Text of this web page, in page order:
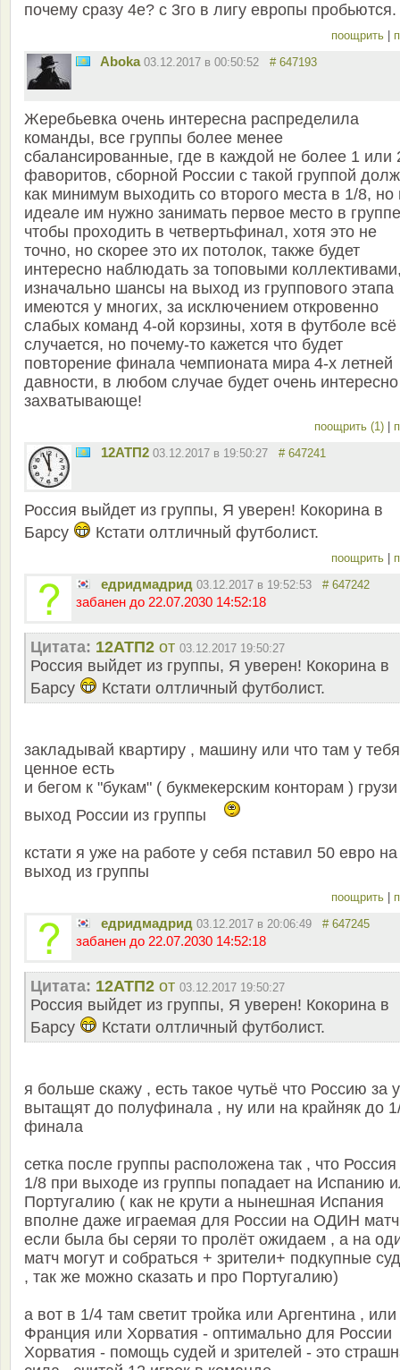
почему сразу 4е? с 3го в лигу европы пробьются.
поощрить
Aboka 03.12.2017 в 00:50:52 # 647193
Жеребьевка очень интересна распределила
команды, все группы более менее
сбалансированные, где в каждой не более 1 или
фаворитов, сборной России с такой группой
как минимум выходить со второго места в 1/8, но
идеале им нужно занимать первое место в
чтобы проходить в четвертьфинал, хотя это не
точно, но скорее это их потолок, также будет
интересно наблюдать за топовыми
изначально шансы на выход из группового этапа
имеются у многих, за исключением откровенно
слабых команд 4-ой корзины, хотя в футболе всё
случается, но почему-то кажется что будет
повторение финала чемпионата мира 4-х летней
давности, в любом случае будет очень
захватывающе!
поощрить (1)
12АТП2 03.12.2017 в 19:50:27 # 647241
Россия выйдет из группы, Я уверен! Кокорина в
Барсу
Кстати олтличный футболист.
поощрить
едридмадрид 03.12.2017 в 19:52:53 # 647242
забанен до 22.07.2030 14:52:18
Цитата: 12АТП2 от 03.12.2017 19:50:27
Россия выйдет из группы, Я уверен! Кокорина в
Барсу
Кстати олтличный футболист.
закладывай квартиру , машину или что там у тебя
ценное есть
и бегом к "букам" ( букмекерским конторам )
выход России из группы
кстати я уже на работе у себя пставил 50 евро на
выход из группы
поощрить
едридмадрид 03.12.2017 в 20:06:49 # 647245
забанен до 22.07.2030 14:52:18
Цитата: 12АТП2 от 03.12.2017 19:50:27
Россия выйдет из группы, Я уверен! Кокорина в
Барсу
Кстати олтличный футболист.
я больше скажу , есть такое чутьё что Россию за
вытащят до полуфинала , ну или на крайняк до
финала
сетка после группы расположена так , что Россия
1/8 при выходе из группы попадает на Испанию
Португалию ( как не крути а нынешная Испания
вполне даже играемая для России на ОДИН
если была бы серяи то пролёт ожидаем , а на
матч могут и собраться + зрители+ подкупные
, так же можно сказать и про Португалию)
а вот в 1/4 там светит тройка или Аргентина , или
Франция или Хорватия - оптимально для России
Хорватия - помощь судей и зрителей - это